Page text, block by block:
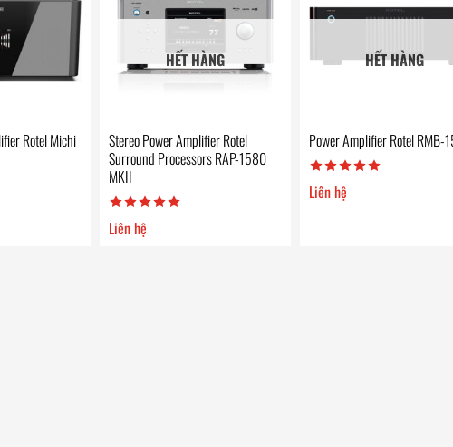
Rotel Michi
HẾT HÀNG
Stereo Power Amplifier Rotel
Surround Processors RAP-1580
MKII
Liên hệ
HẾT HÀNG
Power Amplifier Rotel RMB-
Liên hệ